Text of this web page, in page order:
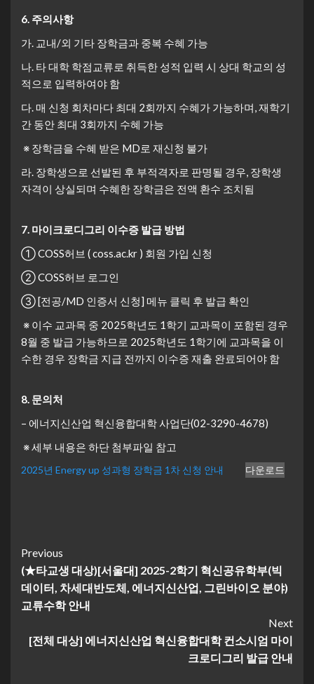
6. 주의사항
가. 교내/외 기타 장학금과 중복 수혜 가능
나. 타 대학 학점교류로 취득한 성적 입력 시 상대 학교의 성
적으로 입력하여야 함
다. 매 신청 회차마다 최대 2회까지 수혜가 가능하며, 재학기
간 동안 최대 3회까지 수혜 가능
※ 장학금을 수혜 받은 MD로 재신청 불가
라. 장학생으로 선발된 후 부적격자로 판명될 경우, 장학생
자격이 상실되며 수혜한 장학금은 전액 환수 조치됨
7. 마이크로디그리 이수증 발급 방법
① COSS허브 ( coss.ac.kr ) 회원 가입 신청
② COSS허브 로그인
③ [전공/MD 인증서 신청] 메뉴 클릭 후 발급 확인
※ 이수 교과목 중 2025학년도 1학기 교과목이 포함된 경우
8월 중 발급 가능하므로 2025학년도 1학기에 교과목을 이
수한 경우 장학금 지급 전까지 이수증 재출 완료되어야 함
8. 문의처
– 에너지신산업 혁신융합대학 사업단(02-3290-4678)
※ 세부 내용은 하단 첨부파일 참고
2025년 Energy up 성과형 장학금 1차 신청 안내 다운로드
Continue
Reading
Previous
(★타교생 대상)[서울대] 2025-2학기 혁신공유학부(빅
데이터, 차세대반도체, 에너지신산업, 그린바이오 분야)
교류수학 안내
Next
[전체 대상] 에너지신산업 혁신융합대학 컨소시엄 마이
크로디그리 발급 안내